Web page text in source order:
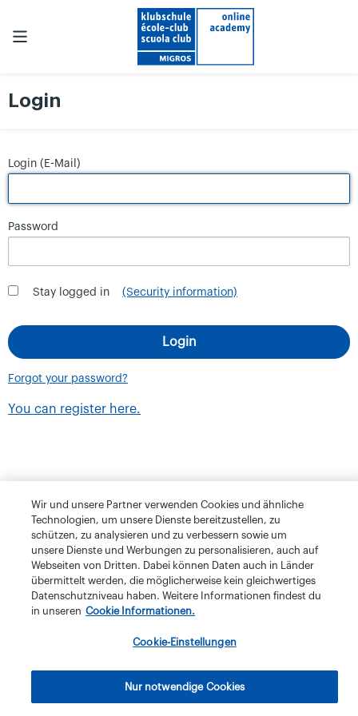
Login
Login (E-Mail)
Password
Stay logged in (Security information)
Forgot your password?
You can register here.
Privacy Policy
The Migros Group Legal Notice
Wir und unsere Partner verwenden Cookies und ähnliche
Technologien, um unsere Dienste bereitzustellen, zu
schützen, zu analysieren und zu verbessern sowie um
unsere Dienste und Werbungen zu personalisieren, auch auf
Webseiten von Dritten. Dabei können Daten auch in Länder
übermittelt werden, die möglicherweise kein gleichwertiges
Datenschutzniveau haben. Weitere Informationen findest du
in unseren Cookie Informationen.
Cookie-Einstellungen
Nur notwendige Cookies